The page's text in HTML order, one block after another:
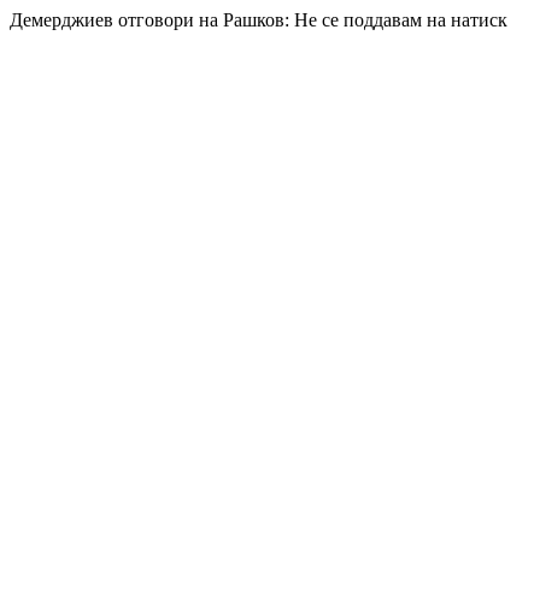
Демерджиев отговори на Рашков: Не се поддавам на натиск